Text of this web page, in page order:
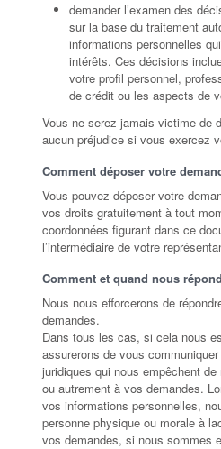
demander l’examen des
sur la base du traitement
informations personnelles
intérêts. Ces décisions
votre profil personnel,
de crédit ou les aspects de
Vous ne serez jamais victime de
aucun préjudice si vous exercez
Comment déposer votre
Vous pouvez déposer votre
vos droits gratuitement à tout
coordonnées figurant dans ce
l’intermédiaire de votre
Comment et quand nous
Nous nous efforcerons de
demandes.
Dans tous les cas, si cela nous
assurerons de vous
juridiques qui nous empêchent
ou autrement à vos demandes.
vos informations personnelles,
personne physique ou morale à
vos demandes, si nous sommes